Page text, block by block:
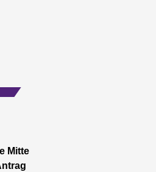
Mitte